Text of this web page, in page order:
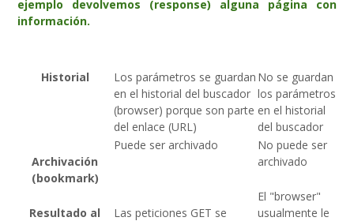
ejemplo devolvemos (response) alguna página con
información.
Historial
Los parámetros se guardan
en el historial del buscador
(browser) porque son parte
del enlace (URL)
No se guardan
los parámetros
en el historial
del buscador
Archivación
(bookmark)
Puede ser archivado
No puede ser
archivado
Resultado al
Las peticiones GET se
El "browser"
usualmente le